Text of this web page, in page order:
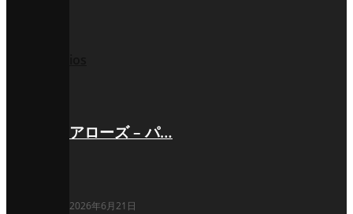
アローズ – パ…
2026年6月21日